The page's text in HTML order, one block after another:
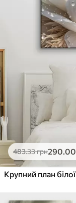
483.33грн290.00